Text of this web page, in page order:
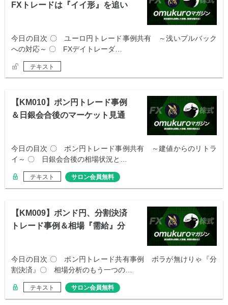
FXトレードは『イイ形』を追い
今日の目次 〇 ユーロ円トレード事例共有 ～浅いプルバック
への対応～ 〇 FXデイトレーダ…
テキスト
【KM010】ポン円トレード事例
＆日銀会合後のマーケット見通
今日の目次 〇 ポン円トレード事例共有 ～建値からのリトラ
イ～ 〇 日銀会合後の相場状況と…
テキスト サロン会員無料
【KM009】ポンド円、分割決済
トレード事例＆相場『需給』分
今日の目次 〇 ポン円トレード共有事例 ボラが無けりゃ『分
割決済』〇 相場分析のもう一つの…
テキスト サロン会員無料